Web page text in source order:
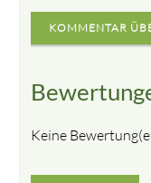
KOMMENTAR
Keine